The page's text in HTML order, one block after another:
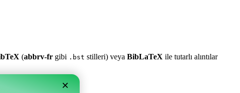
(abbrv-fr gibi .bst stilleri) veya BibLaTeX ile tutarlı alıntılar
×